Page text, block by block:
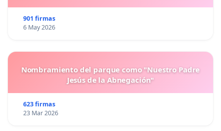
901 firmas
6 May 2026
Nombramiento del parque como "Nuestro Padre
Jesús de la Abnegación"
623 firmas
23 Mar 2026